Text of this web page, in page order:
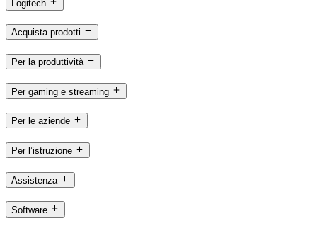
Logitech
Acquista prodotti
Per la produttività
Per gaming e streaming
Per le aziende
Per l’istruzione
Assistenza
Software